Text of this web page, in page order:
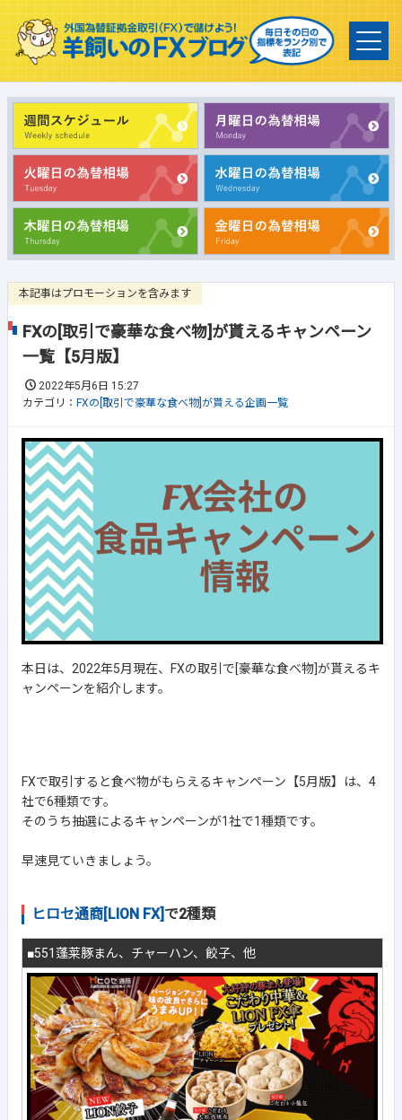
本記事はプロモーションを含みます
FXの[取引で豪華な食べ物]が貰えるキャンペーン
一覧【5月版】
2022年5月6日 15:27
カテゴリ： FXの[取引で豪華な食べ物]が貰える企画一覧
本日は、2022年5月現在、FXの取引で[豪華な食べ物]が貰えるキ
ャンペーンを紹介します。
FXで取引すると食べ物がもらえるキャンペーン【5月版】は、4
社で6種類です。
そのうち抽選によるキャンペーンが1社で1種類です。
早速見ていきましょう。
ヒロセ通商[LION FX] で2種類
■551蓬莱豚まん、チャーハン、餃子、他